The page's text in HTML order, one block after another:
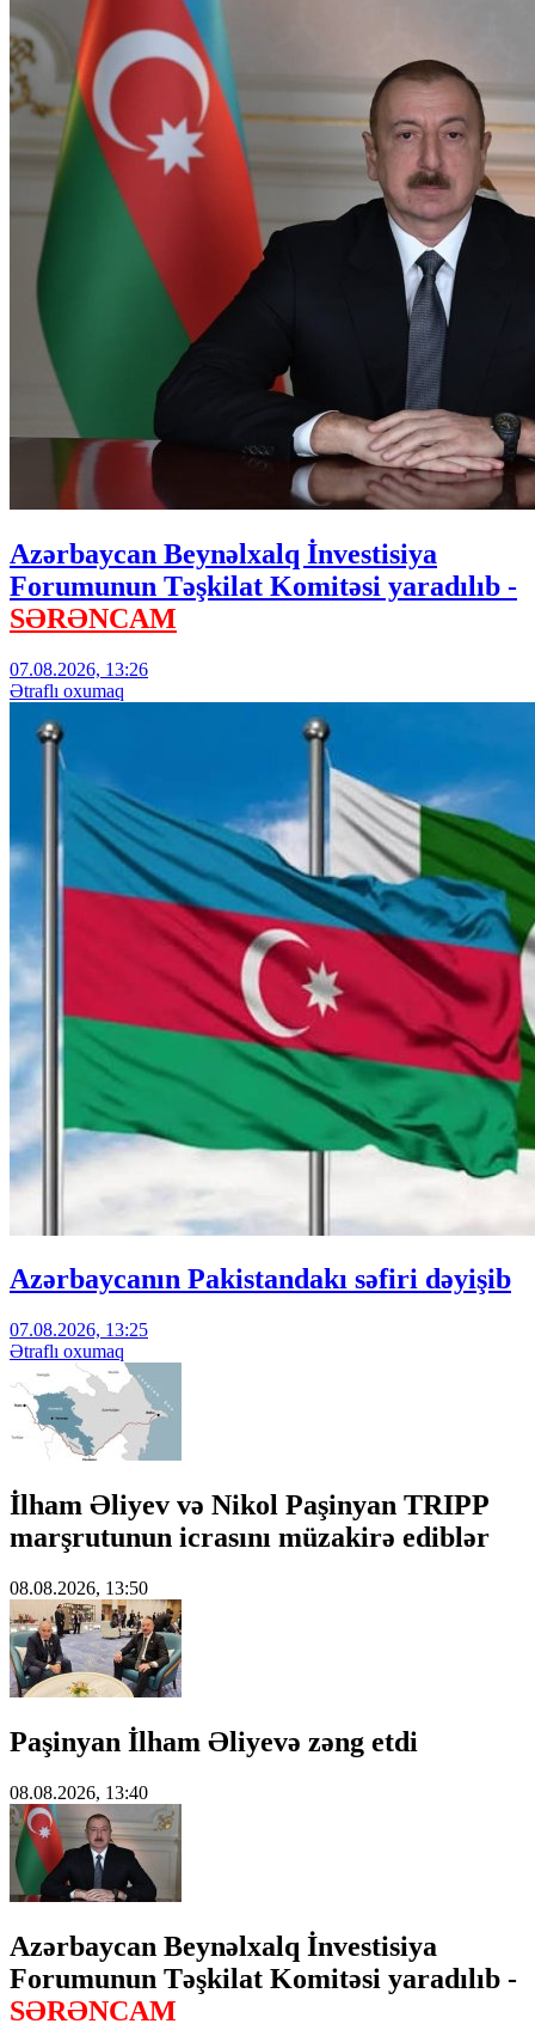
Azərbaycan Beynəlxalq İnvestisiya
Forumunun Təşkilat Komitəsi yaradılıb -
SƏRƏNCAM
07.08.2026, 13:26
Ətraflı oxumaq
Azərbaycanın Pakistandakı səfiri dəyişib
07.08.2026, 13:25
Ətraflı oxumaq
İlham Əliyev və Nikol Paşinyan TRIPP
marşrutunun icrasını müzakirə ediblər
08.08.2026, 13:50
Paşinyan İlham Əliyevə zəng etdi
08.08.2026, 13:40
Azərbaycan Beynəlxalq İnvestisiya
Forumunun Təşkilat Komitəsi yaradılıb -
SƏRƏNCAM